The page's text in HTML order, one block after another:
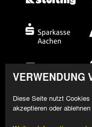
VERWENDUNG
Diese Seite nutzt
akzeptieren oder